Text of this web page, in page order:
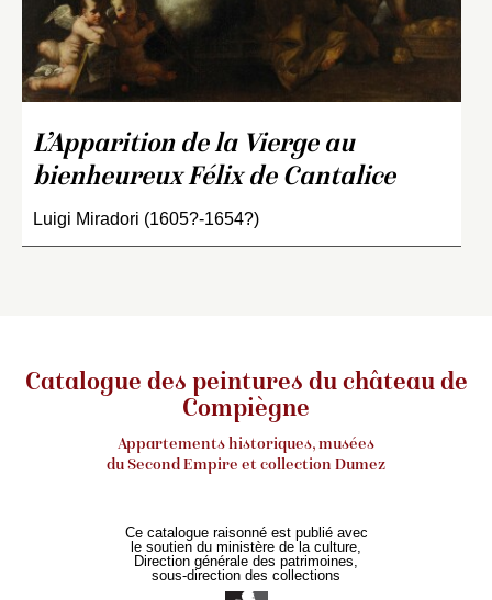
L’Apparition de la Vierge au
bienheureux Félix de Cantalice
Luigi Miradori (1605?-1654?)
Catalogue des peintures du château de
Compiègne
Appartements historiques, musées
du Second Empire et collection Dumez
Ce catalogue raisonné est publié avec
le soutien du ministère de la culture,
Direction générale des patrimoines,
sous-direction des collections